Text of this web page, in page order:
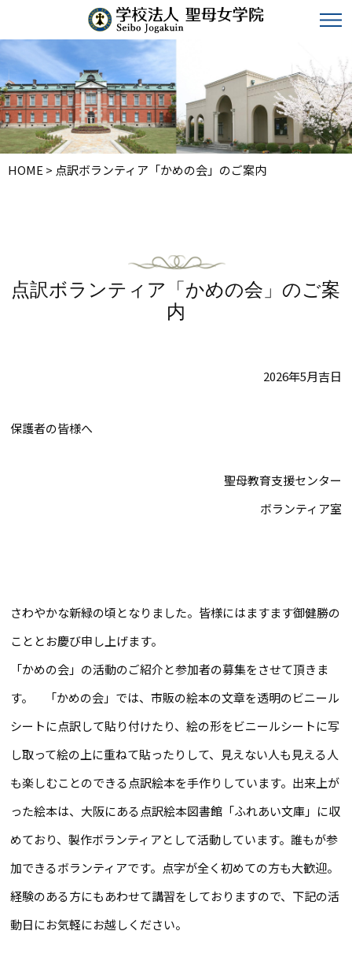
HOME > 点訳ボランティア「かめの会」のご案内
点訳ボランティア「かめの会」のご案
内
2026年5月吉日
保護者の皆様へ
聖母教育支援センター
ボランティア室
さわやかな新緑の頃となりました。皆様にはますます御健勝の
こととお慶び申し上げます。
「かめの会」の活動のご紹介と参加者の募集をさせて頂きま
す。 「かめの会」では、市販の絵本の文章を透明のビニール
シートに点訳して貼り付けたり、絵の形をビニールシートに写
し取って絵の上に重ねて貼ったりして、見えない人も見える人
も楽しむことのできる点訳絵本を手作りしています。出来上が
った絵本は、大阪にある点訳絵本図書館「ふれあい文庫」に収
めており、製作ボランティアとして活動しています。誰もが参
加できるボランティアです。点字が全く初めての方も大歓迎。
経験のある方にもあわせて講習をしておりますので、下記の活
動日にお気軽にお越しください。